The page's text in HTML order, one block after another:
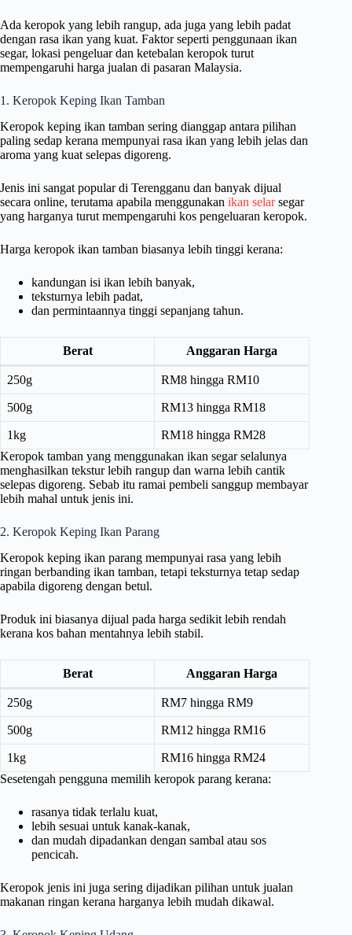
Ada keropok yang lebih rangup, ada juga yang lebih padat
dengan rasa ikan yang kuat. Faktor seperti penggunaan ikan
segar, lokasi pengeluar dan ketebalan keropok turut
mempengaruhi harga jualan di pasaran Malaysia.
1. Keropok Keping Ikan Tamban
Keropok keping ikan tamban sering dianggap antara pilihan
paling sedap kerana mempunyai rasa ikan yang lebih jelas dan
aroma yang kuat selepas digoreng.
Jenis ini sangat popular di Terengganu dan banyak dijual
secara online, terutama apabila menggunakan ikan selarsegar
yang harganya turut mempengaruhi kos pengeluaran keropok.
Harga keropok ikan tamban biasanya lebih tinggi kerana:
kandungan isi ikan lebih banyak,
teksturnya lebih padat,
dan permintaannya tinggi sepanjang tahun.
Berat Anggaran Harga
250g RM8 hingga RM10
500g RM13 hingga RM18
1kg
RM18 hingga RM28
Keropok tamban yang menggunakan ikan segar selalunya
menghasilkan tekstur lebih rangup dan warna lebih cantik
selepas digoreng. Sebab itu ramai pembeli sanggup membayar
lebih mahal untuk jenis ini.
2. Keropok Keping Ikan Parang
Keropok keping ikan parang mempunyai rasa yang lebih
ringan berbanding ikan tamban, tetapi teksturnya tetap sedap
apabila digoreng dengan betul.
Produk ini biasanya dijual pada harga sedikit lebih rendah
kerana kos bahan mentahnya lebih stabil.
Berat Anggaran Harga
250g RM7 hingga RM9
500g RM12 hingga RM16
1kg
RM16 hingga RM24
Sesetengah pengguna memilih keropok parang kerana:
rasanya tidak terlalu kuat,
lebih sesuai untuk kanak-kanak,
dan mudah dipadankan dengan sambal atau sos
pencicah.
Keropok jenis ini juga sering dijadikan pilihan untuk jualan
makanan ringan kerana harganya lebih mudah dikawal.